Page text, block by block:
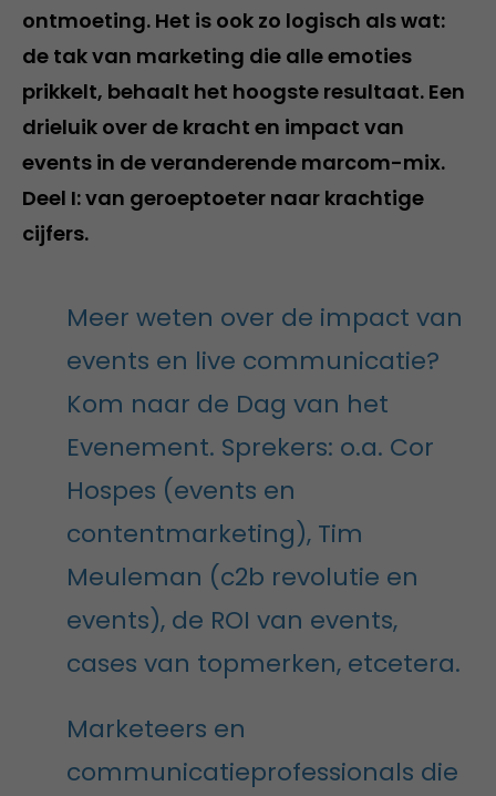
ontmoeting. Het is ook zo logisch als wat:
de tak van marketing die alle emoties
prikkelt, behaalt het hoogste resultaat. Een
drieluik over de kracht en impact van
events in de veranderende marcom-mix.
Deel I: van geroeptoeter naar krachtige
cijfers.
Meer weten over de impact van
events en live communicatie?
Kom naar de Dag van het
Evenement. Sprekers: o.a. Cor
Hospes (events en
contentmarketing), Tim
Meuleman (c2b revolutie en
events), de ROI van events,
cases van topmerken, etcetera.
Marketeers en
communicatieprofessionals die